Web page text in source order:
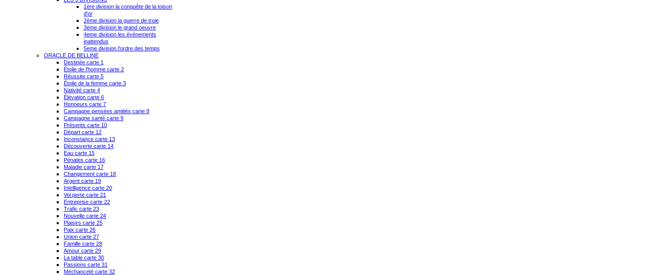
1ère division la conquête de la toison
d'or
2ème division la guerre de troie
3ème division le grand oeuvre
4eme division les événements
inattendus
5eme division l'ordre des temps
ORACLE DE BELLINE
Destinée carte 1
Étoile de l'homme carte 2
Réussite carte 5
Étoile de la femme carte 3
Nativité carte 4
Élévation carte 6
Honneurs carte 7
Campagne pensées amitiés carte 8
Campagne santé carte 9
Présents carte 10
Départ carte 12
Inconstance carte 13
Découverte carte 14
Eau carte 15
Pénates carte 16
Maladie carte 17
Changement carte 18
Argent carte 19
Intelligence carte 20
Vol perte carte 21
Entreprise carte 22
Trafic carte 23
Nouvelle carte 24
Plaisirs carte 25
Paix carte 26
Union carte 27
Famille carte 28
Amour carte 29
La table carte 30
Passions carte 31
Méchanceté carte 32